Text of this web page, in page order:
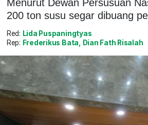
Menurut Dewan Persusuan
200 ton susu segar dibuang
Red: Lida Puspaningtyas
Rep: Frederikus Bata, Dian Fath Risalah